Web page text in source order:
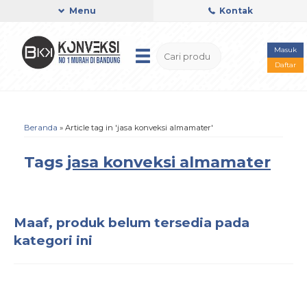
Menu Kontak
Masuk
Daftar
Beranda » Article tag in 'jasa konveksi almamater'
Tags jasa konveksi almamater
Maaf, produk belum tersedia pada
kategori ini